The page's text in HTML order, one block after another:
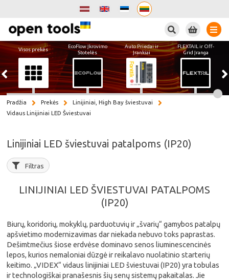
Visos prekės
EcoFlow Įkrovimo
Stotelės
Auto Priedai ir
Įrankiai
FLEXTAIL ir Off-
Grid Įranga
Pradžia Prekės
Linijiniai, High Bay šviestuvai
Vidaus Linijiniai LED Šviestuvai
Linijiniai LED šviestuvai patalpoms (IP20)
Filtras
LINIJINIAI LED ŠVIESTUVAI PATALPOMS
(IP20)
Biurų, koridorių, mokyklų, parduotuvių ir „švarių“ gamybos patalpų
apšvietimo modernizavimas dar niekada nebuvo toks paprastas.
Dešimtmečius šiose erdvėse dominavo senos liuminescencinės
lepos, kurios nemaloniai dūzgė ir reikalavo nuolatinio starterių
keitimo. „VIDEX“ vidaus linijiniai LED šviestuvai (IP20) yra tobulas
ir technologiškai pranašesnis šių senų sistemų pakaitalas. Jie